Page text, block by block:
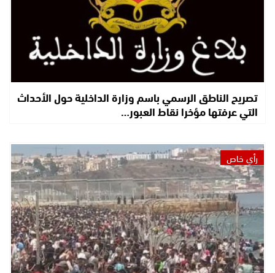
تصريح الناطق الرسمي باسم وزارة الداخلية حول الأحداث
التي عرفتها مؤخرا نقاط العبور…
رأي خاص